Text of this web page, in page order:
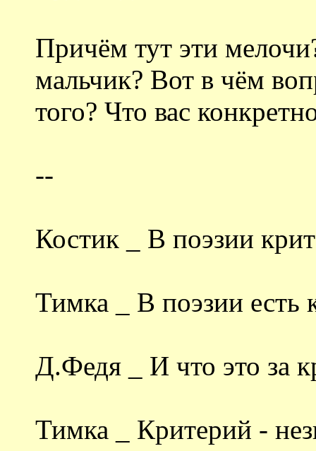
Причём тут эти
мальчик? Вот в чём
того? Что вас
--
Костик _ В поэзии
Тимка _ В поэзии есть
Д.Федя _ И что это за
Тимка _ Критерий -